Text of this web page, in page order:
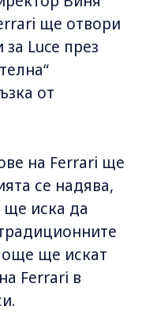
ще отвори
Luce през
от
на Ferrari ще
се надява,
иска да
още ще искат
Ferrari в